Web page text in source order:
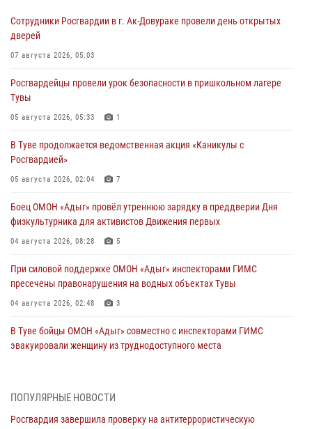
Сотрудники Росгвардии в г. Ак-Довураке провели день открытых
дверей
07 августа 2026, 05:03
Росгвардейцы провели урок безопасности в пришкольном лагере
Тувы
05 августа 2026, 05:33 1
В Туве продолжается ведомственная акция «Каникулы с
Росгвардией»
05 августа 2026, 02:04 7
Боец ОМОН «Адыг» провёл утреннюю зарядку в преддверии Дня
физкультурника для активистов Движения первых
04 августа 2026, 08:28 5
При силовой поддержке ОМОН «Адыг» инспекторами ГИМС
пресечены правонарушения на водных объектах Тувы
04 августа 2026, 02:48 3
В Туве бойцы ОМОН «Адыг» совместно с инспекторами ГИМС
эвакуировали женщину из труднодоступного места
Росгвардия проверила организацию отдыха детей в детских
31 июля 2026, 03:49
ПОПУЛЯРНЫЕ НОВОСТИ
Росгвардия завершила проверку на антитеррористическую